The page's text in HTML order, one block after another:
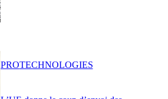
PROTECHNOLOGIES